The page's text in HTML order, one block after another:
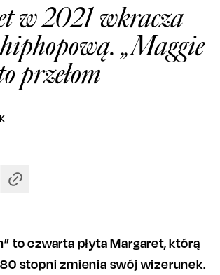
w 2021 wkracza
hiphopową. „Maggie
przełom
to czwarta płyta Margaret, którą
stopni zmienia swój wizerunek.